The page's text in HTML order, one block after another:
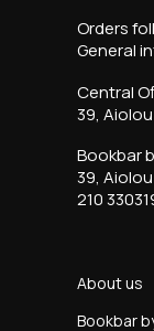
Orders
General
Central
39,
Bookbar
39,
210
About us
Bookbar